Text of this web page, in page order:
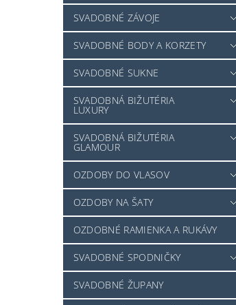
SVADOBNÉ ZÁVOJE
SVADOBNÉ BODY A KORZETY
SVADOBNÉ SUKNE
SVADOBNÁ BIŽUTÉRIA
LUXURY
SVADOBNÁ BIŽUTÉRIA
GLAMOUR
OZDOBY DO VLASOV
OZDOBY NA ŠATY
OZDOBNÉ RAMIENKA A RUKÁVY
SVADOBNÉ SPODNIČKY
SVADOBNÉ ŽUPANY